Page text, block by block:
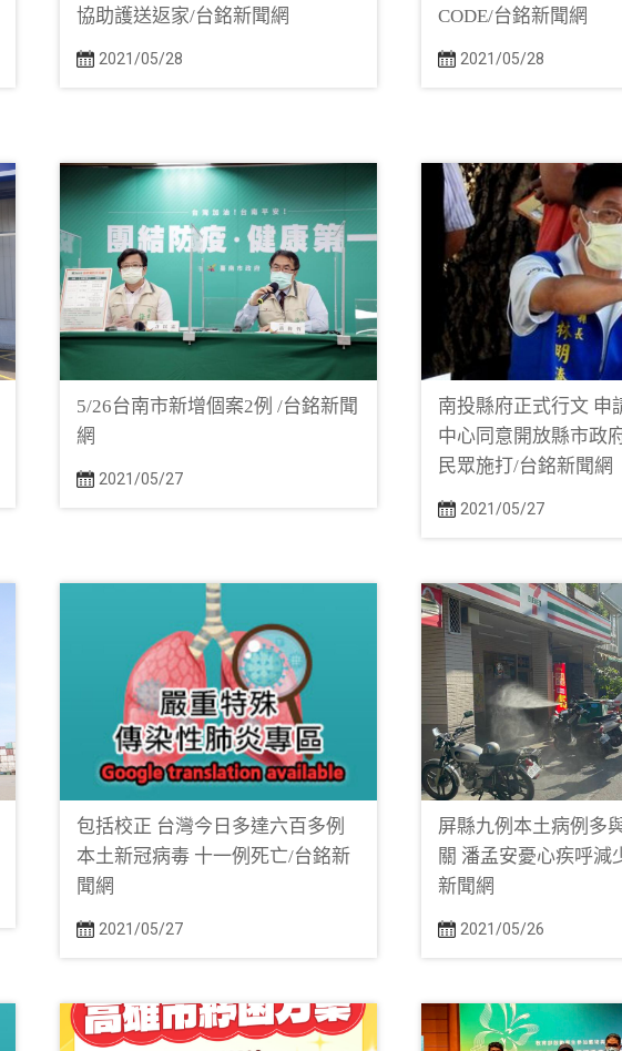
協助護送返家/台銘新聞網
2021/05/28
CODE/台銘新聞網
2021/05/28
5/26台南市新增個案2例 /台銘新聞
網
2021/05/27
南投縣府正式行文 申
中心同意開放縣市政
民眾施打/台銘新聞網
2021/05/27
包括校正 台灣今日多達六百多例
本土新冠病毒 十一例死亡/台銘新
聞網
2021/05/27
屏縣九例本土病例多
關 潘孟安憂心疾呼減
新聞網
2021/05/26